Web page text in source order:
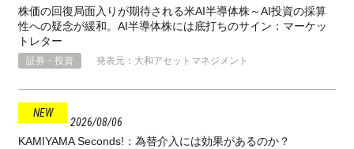
株価の回復局面入りが期待される米AI半導体株～AI投資の採算
性への疑念が緩和。AI半導体株には底打ちのサイン：マーケッ
トレター
証券・投資 発表元：大和アセットマネジメント
2026 08 06
KAMIYAMA Seconds!：為替介入には効果があるのか？